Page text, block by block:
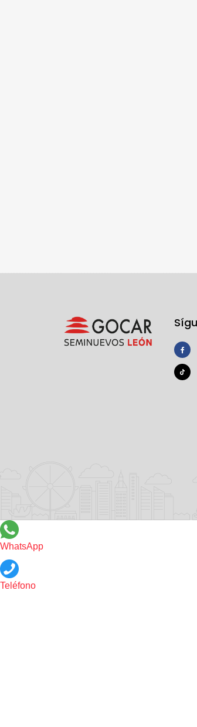
WhatsApp
Teléfono